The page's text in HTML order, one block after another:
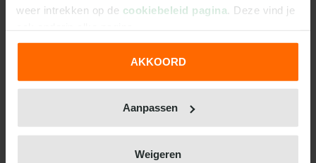
weer intrekken op de cookiebeleid pagina . Deze vind je
We werken samen met31 derdendie uw gegevens
AKKOORD
Aanpassen
Weigeren
op de voet volgt, of toch kiest voor de strijd om
degradatie, bij TOTO kun je inzetten op alle
wedstrijden van de Ligue 1. Hier ontdek je per
duel nog net even wat spannender maken. Nog geen
account? Registreer jehier.